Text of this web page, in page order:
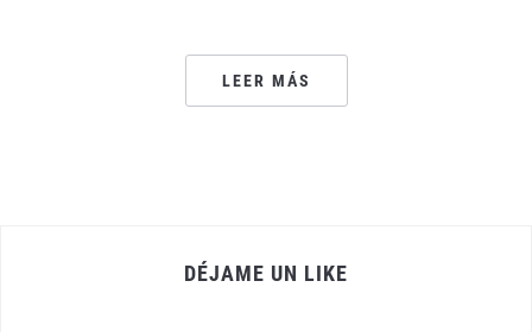
LEER MÁS
DÉJAME UN LIKE